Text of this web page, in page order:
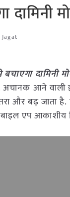
दामिनी
अचानक आने
बढ़ जाता है.
मोबाइल एप